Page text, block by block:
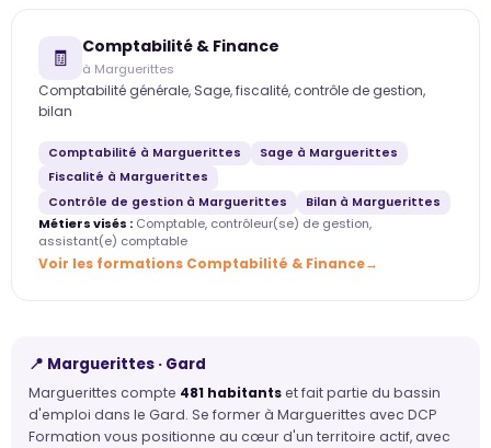
🧾 Comptabilité & Finance
à Marguerittes
Comptabilité générale, Sage, fiscalité, contrôle de gestion,
bilan
Comptabilité à Marguerittes
Sage à Marguerittes
Fiscalité à Marguerittes
Contrôle de gestion à Marguerittes
Bilan à Marguerittes
Métiers visés : Comptable, contrôleur(se) de gestion,
assistant(e) comptable
Voir les formations Comptabilité & Finance
📍 Marguerittes · Gard
Marguerittes compte 481 habitantset fait partie du bassin
d'emploi dans le Gard. Se former à Marguerittes avec DCP
Formation vous positionne au cœur d'un territoire actif, avec